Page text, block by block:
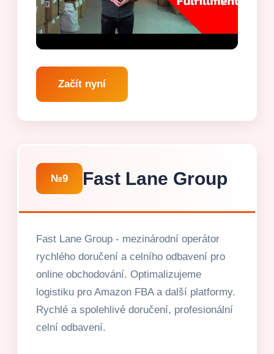
Začít nyní
№9 Fast Lane Group
Fast Lane Group - mezinárodní operátor
rychlého doručení a celního odbavení pro
online obchodování. Optimalizujeme
logistiku pro Amazon FBA a další platformy.
Rychlé a spolehlivé doručení, profesionální
celní odbavení.